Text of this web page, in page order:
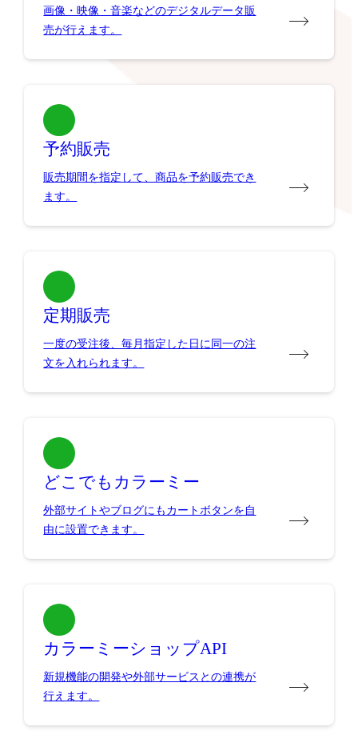
画像・映像・音楽などのデジタルデータ販
売が行えます。
予約販売
販売期間を指定して、商品を予約販売でき
ます。
定期販売
一度の受注後、毎月指定した日に同一の注
文を入れられます。
どこでもカラーミー
外部サイトやブログにもカートボタンを自
由に設置できます。
カラーミーショップAPI
新規機能の開発や外部サービスとの連携が
行えます。